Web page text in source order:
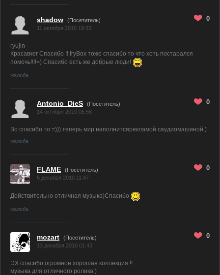
shadow
(Посетитель)
11 октября 2010 19:33
0
ryujin
Красавчег Спасибо !! fryBox тоже спасибо то что хоть постарался
помочь!!!!=) Спасибо есть же добрые люди!
жалоба
Antonio_DieS
(Посетитель)
14 октября 2010 05:56
0
Во спасибо то =))) теперь мир наполнитсярекламой саудиомашиной )
жалоба
FLAME
(Посетитель)
6 декабря 2010 11:47
0
Действительно отличная музыка)Спасибо
жалоба
mozart
(Посетитель)
13 декабря 2010 01:43
0
ЭХ спасибо огромное хорошая коллекция !!
музыка для отличного ролика )